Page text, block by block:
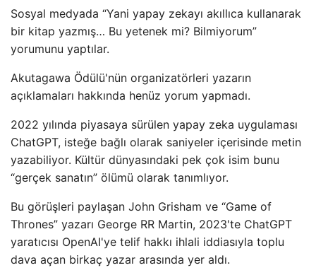
Sosyal medyada “Yani yapay zekayı akıllıca kullanarak
bir kitap yazmış… Bu yetenek mi? Bilmiyorum”
yorumunu yaptılar.
Akutagawa Ödülü'nün organizatörleri yazarın
açıklamaları hakkında henüz yorum yapmadı.
2022 yılında piyasaya sürülen yapay zeka uygulaması
ChatGPT, isteğe bağlı olarak saniyeler içerisinde metin
yazabiliyor. Kültür dünyasındaki pek çok isim bunu
“gerçek sanatın” ölümü olarak tanımlıyor.
Bu görüşleri paylaşan John Grisham ve “Game of
Thrones” yazarı George RR Martin, 2023'te ChatGPT
yaratıcısı OpenAI'ye telif hakkı ihlali iddiasıyla toplu
dava açan birkaç yazar arasında yer aldı.